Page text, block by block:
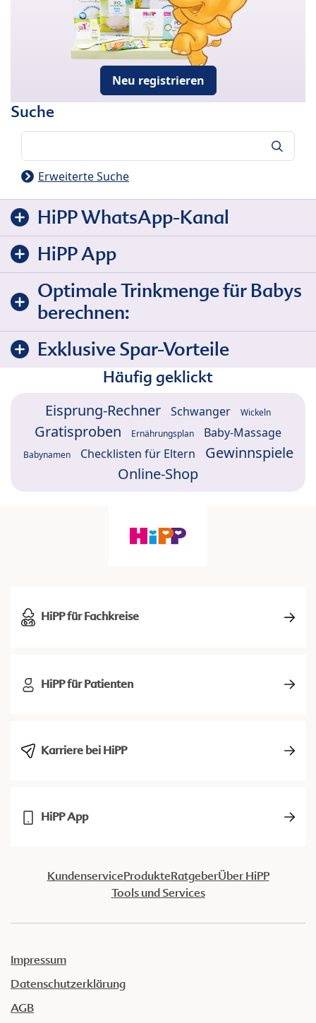
Neu registrieren
Suche
Erweiterte Suche
HiPP WhatsApp-Kanal
HiPP App
Optimale Trinkmenge für Babys
berechnen:
Exklusive Spar-Vorteile
Häufig geklickt
Eisprung-Rechner Schwanger Wickeln
Gratisproben Ernährungsplan Baby-Massage
Babynamen Checklisten für Eltern
Gewinnspiele
Online-Shop
HiPP für Fachkreise
HiPP für Patienten
Karriere bei HiPP
HiPP App
KundenserviceProdukteRatgeberÜber HiPP
Tools und Services
Impressum
Datenschutzerklärung
AGB